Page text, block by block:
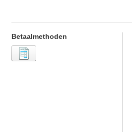
Betaalmethoden